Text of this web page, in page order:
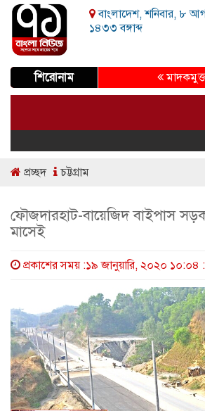
বাংলাদেশ, শনিবার, ৮
১৪৩৩ বঙ্গাব্দ
শিরোনাম মাদকমুক্ত,
প্রচ্ছদ চট্টগ্রাম
ফৌজদারহাট-বায়েজিদ বাইপাস
মাসেই
প্রকাশের সময় :১৯ জানুয়ারি, ২০২০ ১০:০৪ :